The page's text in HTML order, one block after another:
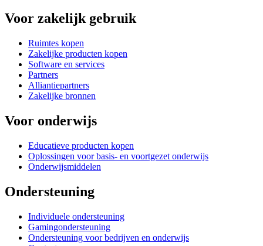
Voor zakelijk gebruik
Ruimtes kopen
Zakelijke producten kopen
Software en services
Partners
Alliantiepartners
Zakelijke bronnen
Voor onderwijs
Educatieve producten kopen
Oplossingen voor basis- en voortgezet onderwijs
Onderwijsmiddelen
Ondersteuning
Individuele ondersteuning
Gamingondersteuning
Ondersteuning voor bedrijven en onderwijs